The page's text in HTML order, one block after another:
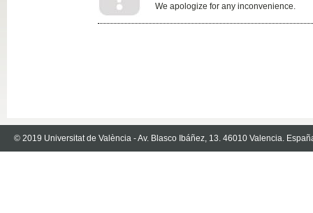
We apologize for any inconvenience.
© 2019 Universitat de València - Av. Blasco Ibáñez, 13. 46010 Valencia.